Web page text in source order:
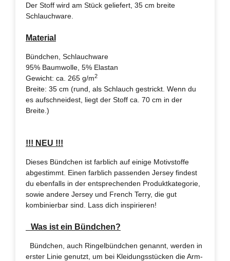
Der Stoff wird am Stück geliefert, 35 cm breite
Schlauchware.
Material
Bündchen, Schlauchware
95% Baumwolle, 5% Elastan
Gewicht: ca. 265 g/m2
Breite: 35 cm (rund, als Schlauch gestrickt. Wenn du
es aufschneidest, liegt der Stoff ca. 70 cm in der
Breite.)
!!! NEU !!!
Dieses Bündchen ist farblich auf einige Motivstoffe
abgestimmt. Einen farblich passenden Jersey findest
du ebenfalls in der entsprechenden Produktkategorie,
sowie andere Jersey und French Terry, die gut
kombinierbar sind. Lass dich inspirieren!
Was ist ein Bündchen?
Bündchen, auch Ringelbündchen genannt, werden in
erster Linie genutzt, um bei Kleidungsstücken die Arm-